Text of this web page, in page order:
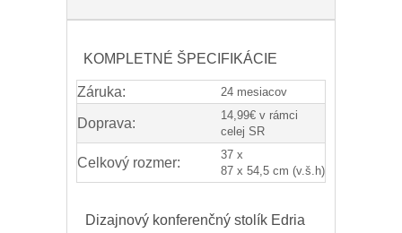
KOMPLETNÉ ŠPECIFIKÁCIE
Záruka: 24 mesiacov
Doprava:
14,99€ v rámci
celej SR
Celkový rozmer:
37 x
87 x 54,5 cm (v.š.h)
Dizajnový konferenčný stolík Edria